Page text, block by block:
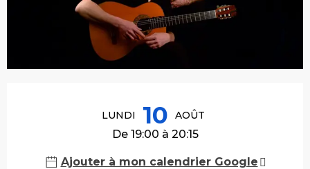
LUNDI 10 AOÛT
De 19:00 à 20:15
Ajouter à mon calendrier Google